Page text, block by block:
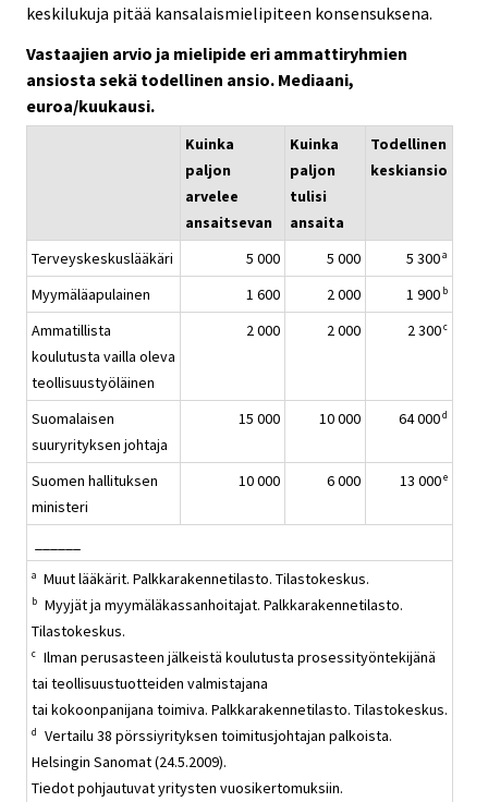
keskilukuja pitää kansalaismielipiteen konsensuksena.
Vastaajien arvio ja mielipide eri ammattiryhmien
ansiosta sekä todellinen ansio. Mediaani,
euroa/kuukausi.
Kuinka
paljon
arvelee
ansaitsevan
Kuinka
paljon
tulisi
ansaita
Todellinen
keskiansio
Terveyskeskuslääkäri 5 000 5 000 5 300a
Myymäläapulainen 1 600 2 000 1 900 b
Ammatillista
koulutusta vailla oleva
teollisuustyöläinen
2 000 2 000 2 300c
Suomalaisen
suuryrityksen johtaja
15 000 10 000 64 000d
Suomen hallituksen
ministeri
10 000 6 000 13 000e
a Muut lääkärit. Palkkarakennetilasto. Tilastokeskus.
b
Myyjät ja myymäläkassanhoitajat. Palkkarakennetilasto.
Tilastokeskus.
c
Ilman perusasteen jälkeistä koulutusta prosessityöntekijänä
tai teollisuustuotteiden valmistajana
tai kokoonpanijana toimiva. Palkkarakennetilasto. Tilastokeskus.
d
Vertailu 38 pörssiyrityksen toimitusjohtajan palkoista.
Helsingin Sanomat (24.5.2009).
Tiedot pohjautuvat yritysten vuosikertomuksiin.